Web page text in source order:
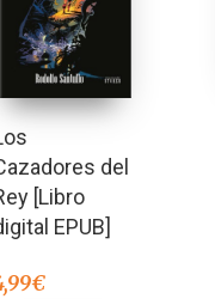
del
[Libro
EPUB]
€